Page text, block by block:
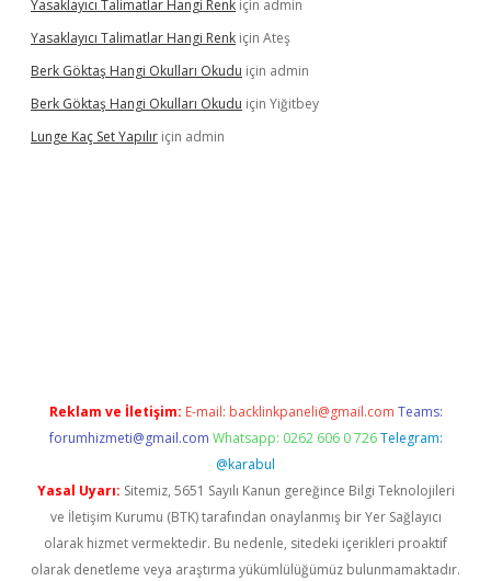
Yasaklayıcı Talimatlar Hangi Renk için admin
Yasaklayıcı Talimatlar Hangi Renk için Ateş
Berk Göktaş Hangi Okulları Okudu için admin
Berk Göktaş Hangi Okulları Okudu için Yiğitbey
Lunge Kaç Set Yapılır için admin
Reklam ve İletişim: E-mail: backlinkpaneli@gmail.com Teams:
forumhizmeti@gmail.com Whatsapp: 0262 606 0 726 Telegram:
@karabul
Yasal Uyarı: Sitemiz, 5651 Sayılı Kanun gereğince Bilgi Teknolojileri
ve İletişim Kurumu (BTK) tarafından onaylanmış bir Yer Sağlayıcı
olarak hizmet vermektedir. Bu nedenle, sitedeki içerikleri proaktif
olarak denetleme veya araştırma yükümlülüğümüz bulunmamaktadır.